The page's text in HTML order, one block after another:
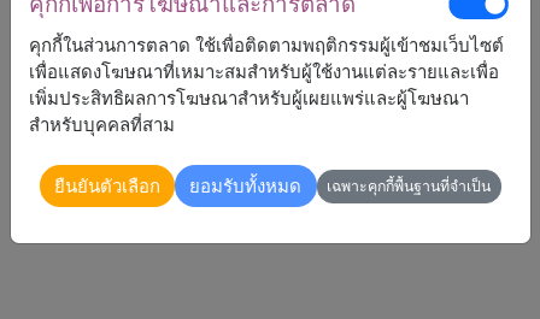
ขวัญที่สื่อถึงความห่วงใยและความจริงใจได้ดี
ที่สุด และยิ่งเมื่อจับคู่กับการจัดที่พิถีพิถันและ
บริการจัดส่งที่รวดเร็ว กระเช้าผลไม้จะกลายเป็น
ของขวัญที่ผู้รับจดจำไปอีกนาน
🍎เลือก... Fruit Baskets...คุณภาพจาก
Flowers2Thailand วันนี้ — ฟรีค่าจัดส่งทั่วไทย
คุกกี้ในส่วนการตลาด ใช้เพื่อติดตามพฤติกรรมผู้เข้าชมเว็บไซต์
เพื่อแสดงโฆษณาที่เหมาะสมสำหรับผู้ใช้งานแต่ละรายและเพื่อ
เพิ่มประสิทธิผลการโฆษณาสำหรับผู้เผยแพร่และผู้โฆษณา
สำหรับบุคคลที่สาม
ยืนยันตัวเลือก ยอมรับทั้งหมด เฉพาะคุกกี้พื้นฐานที่จำเป็น